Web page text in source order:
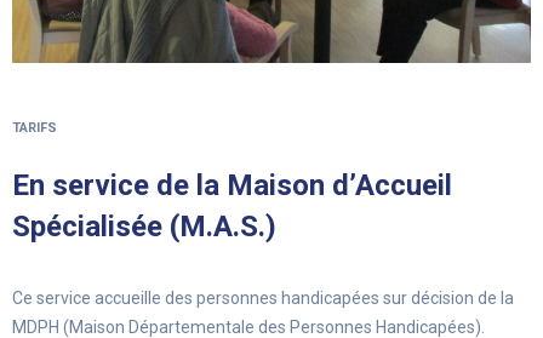
TARIFS
En service de la Maison d’Accueil
Spécialisée (M.A.S.)
Ce service accueille des personnes handicapées sur décision de la
MDPH (Maison Départementale des Personnes Handicapées).